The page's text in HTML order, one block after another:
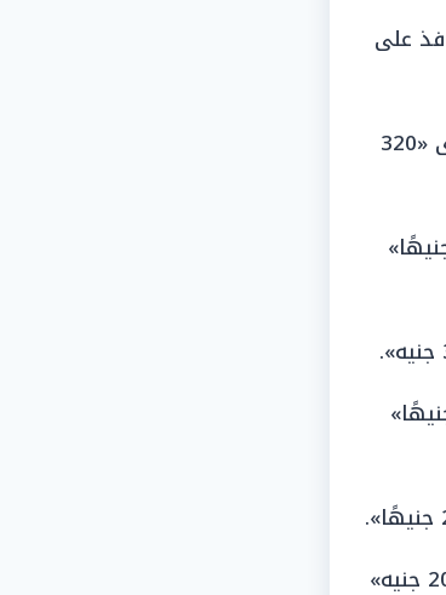
على
استقرت التداولات عند مستوى «320
نحو «370 جنيهًا»
المتوسط نحو «480 جنيهًا»
سجلت الأسواق نحو «200 جنيه»